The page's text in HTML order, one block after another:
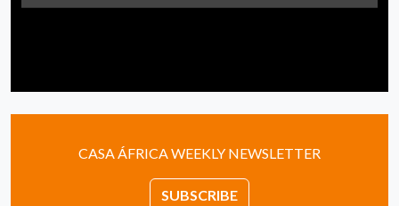
CASA ÁFRICA WEEKLY NEWSLETTER
SUBSCRIBE